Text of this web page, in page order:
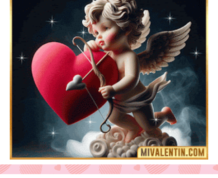
Feliz San Valentín Azucena